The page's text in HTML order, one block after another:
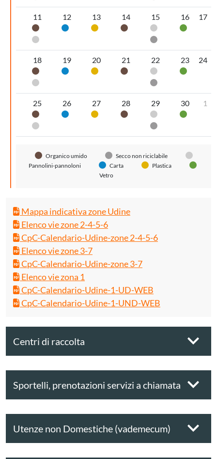
11
Organico umido
Pannolini-pannoloni
12
Carta
13
Plastica
14
Organico umido
15
Pannolini-
Secco non
16
Vetro
17
18
Organico umido
Pannolini-pannoloni
19
Carta
20
Plastica
21
Organico umido
22
Pannolini-
Secco non
23
Vetro
24
25
Organico umido
Pannolini-pannoloni
26
Carta
27
Plastica
28
Organico umido
29
Pannolini-
Secco non
30
Vetro
1
Organico umido
Secco non riciclabile
Pannolini-pannoloni
Carta
Plastica
Vetro
Mappa indicativa zone Udine
Elenco vie zone 2-4-5-6
CpC-Calendario-Udine-zone 2-4-5-6
Elenco vie zone 3-7
CpC-Calendario-Udine-zone 3-7
Elenco vie zona 1
CpC-Calendario-Udine-1-UD-WEB
CpC-Calendario-Udine-1-UND-WEB
Centri di raccolta
Sportelli, prenotazioni servizi a chiamata
Utenze non Domestiche (vademecum)